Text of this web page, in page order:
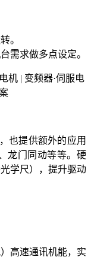
。
需求做多点设定。
也提供额外的应用
龙门同动等等。硬
学尺），提升驱动
高速通讯机能，实